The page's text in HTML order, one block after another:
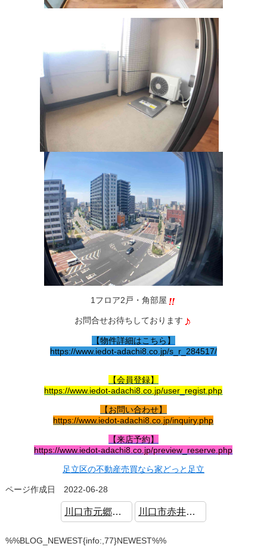
1フロア2戸・角部屋
お問合せお待ちしております
【物件詳細はこちら】
https://www.iedot-adachi8.co.jp/s_r_284517/
【会員登録】
https://www.iedot-adachi8.co.jp/user_regist.php
【お問い合わせ】
https://www.iedot-adachi8.co.jp/inquiry.php
【来店予約】
https://www.iedot-adachi8.co.jp/preview_reserve.php
足立区の不動産売買なら家どっと足立
ページ作成日 2022-06-28
川口市元郷 新築戸建 2駅利用可 駅徒歩8分 川口市赤井 中古戸建 オール電化仕様
%%BLOG_NEWEST{info:,77}NEWEST%%